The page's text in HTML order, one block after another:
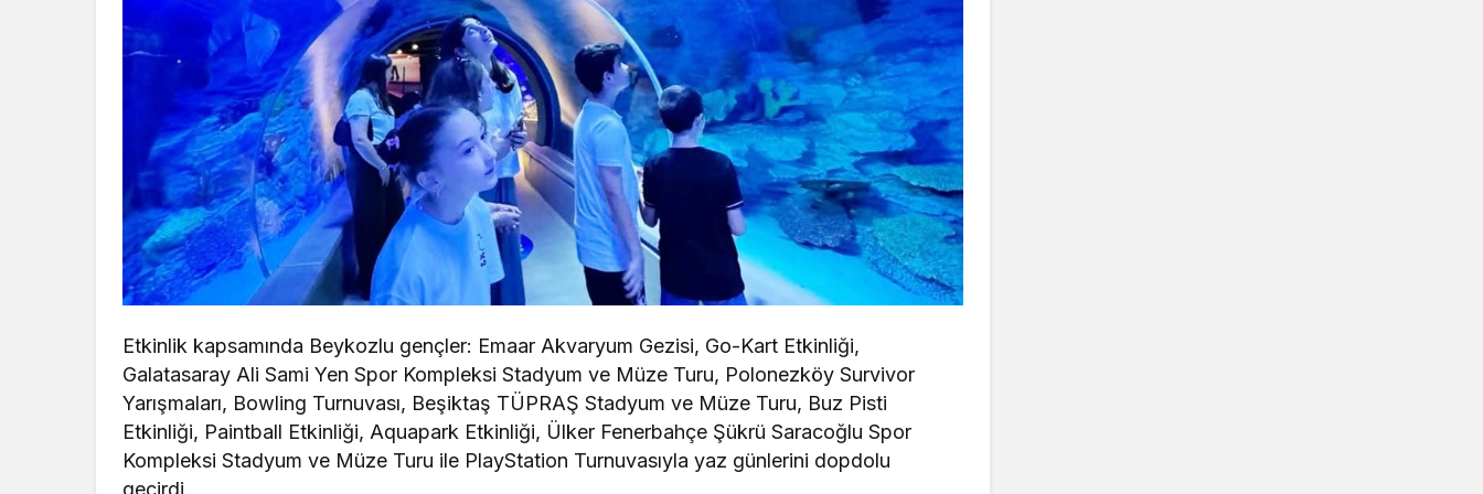
Etkinlik kapsamında Beykozlu gençler: Emaar Akvaryum Gezisi, Go-Kart Etkinliği,
Galatasaray Ali Sami Yen Spor Kompleksi Stadyum ve Müze Turu, Polonezköy Survivor
Yarışmaları, Bowling Turnuvası, Beşiktaş TÜPRAŞ Stadyum ve Müze Turu, Buz Pisti
Etkinliği, Paintball Etkinliği, Aquapark Etkinliği, Ülker Fenerbahçe Şükrü Saracoğlu Spor
Kompleksi Stadyum ve Müze Turu ile PlayStation Turnuvasıyla yaz günlerini dopdolu